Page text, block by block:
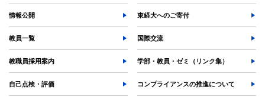
情報公開 東経大へのご寄付
教員一覧 国際交流
教職員採用案内 学部・教員・ゼミ（リンク集）
自己点検・評価 コンプライアンスの推進について